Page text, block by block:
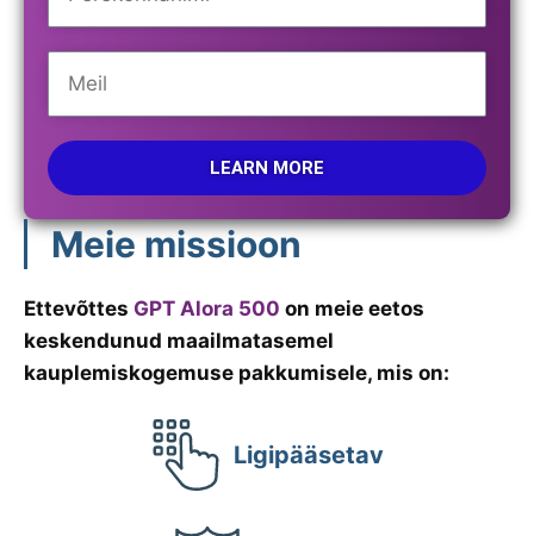
Meie missioon
Ettevõttes GPT Alora 500 on meie eetos
keskendunud maailmatasemel
kauplemiskogemuse pakkumisele, mis on:
Ligipääsetav
LEARN MORE